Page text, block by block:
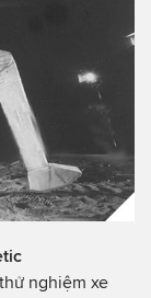
nghiệm xe